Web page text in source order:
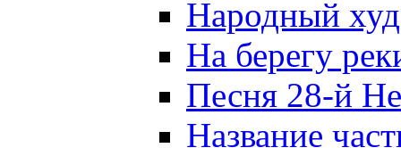
Народный
На берегу
Песня 28-й
Название